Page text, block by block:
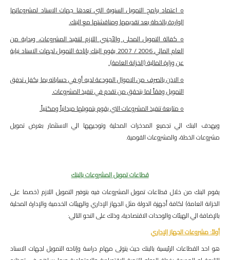
o اعتماد برامج التمويل السنوية التي تعدها جهات الاسناد لمشروعاتها
الواردة بالخطة بعد تقديمها ومناقشتها مع البنك.
o كفالة التمويل المحلى والأجنبي اللازم لتنفيذ المشروعات، وبداية من
العام المالي 2006 / 2007 يقوم البنك بإتاحة التمويل لجهات الاسناد نيابة
عن وزارة المالية (الخزانة العامة).
o الاذن بالصرف من الاموال المودعة لديه أو في حساباته بما يكفل تدفق
التمويل وفقاً لما يتحقق من تقدم في تنفيذ المشروعات.
ويهدف البنك الي تجميع المدخرات المحلية وتوجيهها الي الاستثمار بغرض تمويل
مشروعات الخطة، والمشروعات القومية.
قطاعات تمويل المشروعات بالبنك
يقوم البنك من خلال قطاعات تمويل المشروعات فيه بتوفير التمويل اللازم (خصما على
الخزانة العامة) لكافة أجهزة الدولة مثل الجهاز الإداري والهيئات الخدمية والإدارة المحلية
بالإضافة الي الهيئات والوحدات الاقتصادية، وذلك على النحو التالي:
أولاً: مشروعات الجهاز الإداري
هو احد القطاعات الرئيسية بالبنك حيث يتولى مهام دراسة وإتاحه التمويل لجهات الاسناد